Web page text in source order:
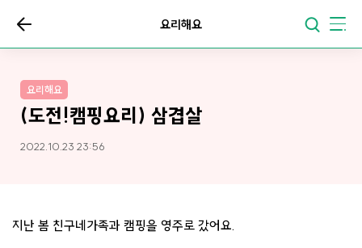
요리해요
요리해요
(도전!캠핑요리) 삼겹살
2022.10.23 23:56
지난 봄 친구네가족과 캠핑을 영주로 갔어요.